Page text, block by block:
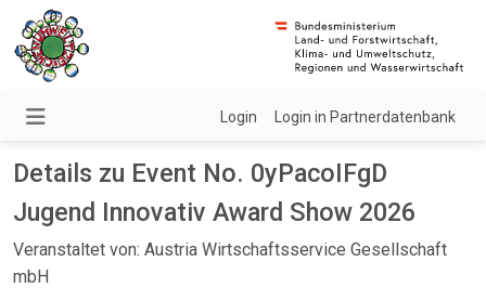
Login Login in Partnerdatenbank
Details zu Event No. 0yPacoIFgD
Jugend Innovativ Award Show 2026
Veranstaltet von: Austria Wirtschaftsservice Gesellschaft
mbH